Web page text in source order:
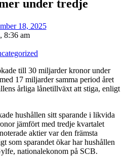
under tredje
18, 2025
, 8:36 am
till 30 miljarder kronor under
17 miljarder samma period året
årliga lånetillväxt att stiga, enligt
hushållen sitt sparande i likvida
jämfört med tredje kvartalet
aktier var den främsta
som sparandet ökar har hushållen
nationalekonom på SCB.